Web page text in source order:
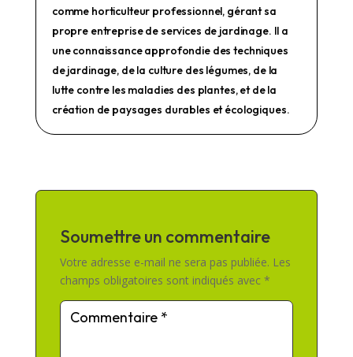
comme horticulteur professionnel, gérant sa
propre entreprise de services de jardinage. Il a
une connaissance approfondie des techniques
de jardinage, de la culture des légumes, de la
lutte contre les maladies des plantes, et de la
création de paysages durables et écologiques.
Soumettre un commentaire
Votre adresse e-mail ne sera pas publiée. Les
champs obligatoires sont indiqués avec *